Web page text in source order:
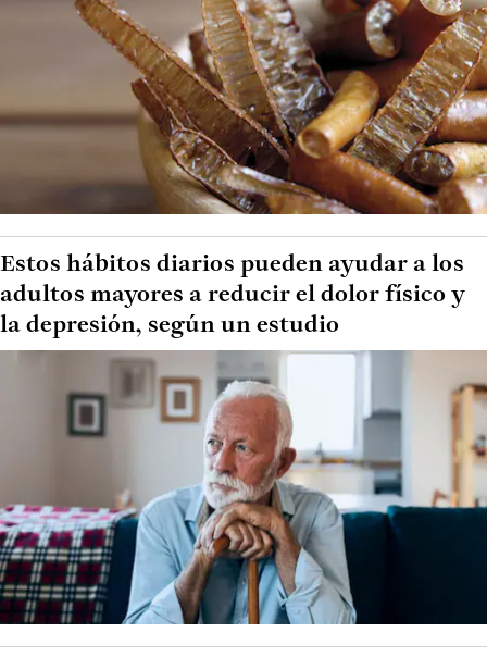
Estos hábitos diarios pueden ayudar a los
adultos mayores a reducir el dolor físico y
la depresión, según un estudio